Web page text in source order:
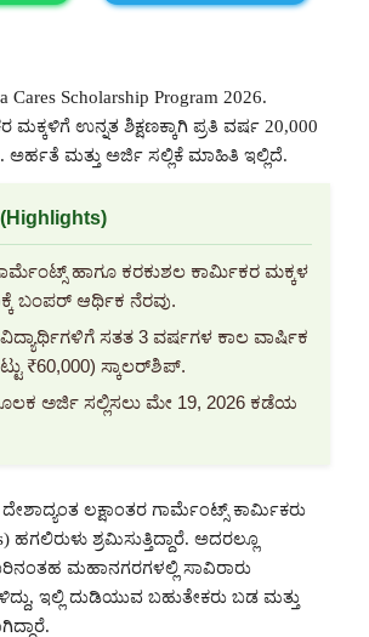
Cares Scholarship Program 2026.
ಉನ್ನತ ಶಿಕ್ಷಣಕ್ಕಾಗಿ ಪ್ರತಿ ವರ್ಷ 20,000
ಅರ್ಹತೆ ಮತ್ತು ಅರ್ಜಿ ಸಲ್ಲಿಕೆ ಮಾಹಿತಿ ಇಲ್ಲಿದೆ.
(Highlights)
ಹಾಗೂ ಕರಕುಶಲ ಕಾರ್ಮಿಕರ ಮಕ್ಕಳ
ಬಂಪರ್ ಆರ್ಥಿಕ ನೆರವು.
ಸತತ 3 ವರ್ಷಗಳ ಕಾಲ ವಾರ್ಷಿಕ
₹60,000) ಸ್ಕಾಲರ್‌ಶಿಪ್.
ಅರ್ಜಿ ಸಲ್ಲಿಸಲು ಮೇ 19, 2026 ಕಡೆಯ
ಲಕ್ಷಾಂತರ ಗಾರ್ಮೆಂಟ್ಸ್ ಕಾರ್ಮಿಕರು
ಹಗಲಿರುಳು ಶ್ರಮಿಸುತ್ತಿದ್ದಾರೆ. ಅದರಲ್ಲೂ
ಮಹಾನಗರಗಳಲ್ಲಿ ಸಾವಿರಾರು
ಇಲ್ಲಿ ದುಡಿಯುವ ಬಹುತೇಕರು ಬಡ ಮತ್ತು